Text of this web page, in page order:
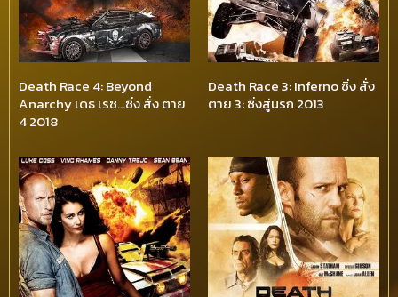
Death Race 4: Beyond
Anarchy เดธ เรซ…ซิ่ง สั่ง ตาย
4 2018
Death Race 3: Inferno ซิ่ง สั่ง
ตาย 3: ซิ่งสู่นรก 2013